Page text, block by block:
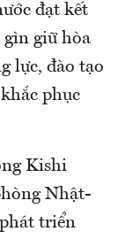
đạt kết
gìn giữ hòa
lực, đào tạo
phục
Kishi
Nhật-
triển